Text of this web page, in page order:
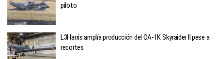
piloto
L3Harris amplía producción del OA-1K Skyraider II pese a
recortes